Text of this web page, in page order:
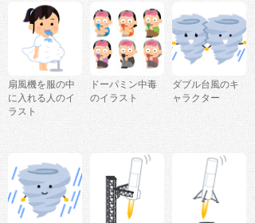
扇風機を服の中
に入れる人のイ
ラスト
ドーパミン中毒
のイラスト
ダブル台風のキ
ャラクター